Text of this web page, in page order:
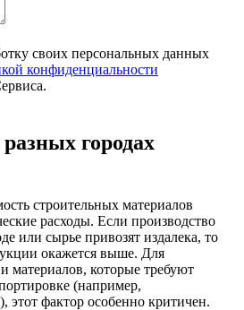
своих персональных данных
конфиденциальности
городах
строительных материалов
расходы. Если производство
или сырье привозят издалека, то
окажется выше. Для
материалов, которые требуют
(например,
фактор особенно критичен.